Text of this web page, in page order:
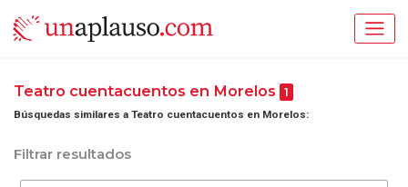
Teatro cuentacuentos en Morelos 1
Búsquedas similares a Teatro cuentacuentos en Morelos:
Filtrar resultados